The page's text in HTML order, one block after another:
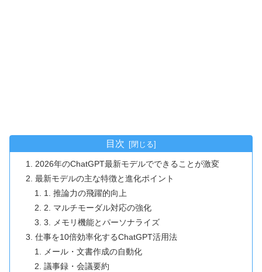
目次
2026年のChatGPT最新モデルでできることが激変
最新モデルの主な特徴と進化ポイント
1. 推論力の飛躍的向上
2. マルチモーダル対応の強化
3. メモリ機能とパーソナライズ
仕事を10倍効率化するChatGPT活用法
メール・文書作成の自動化
議事録・会議要約